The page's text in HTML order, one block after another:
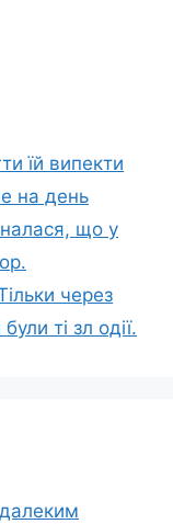
їй випекти
на день
що у
через
ті зл одії.